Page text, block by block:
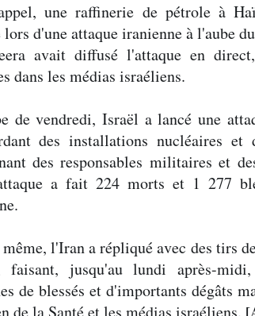
une raffinerie de pétrole à
d'une attaque iranienne à l'aube
avait diffusé l'attaque en
dans les médias israéliens.
de vendredi, Israël a lancé une
des installations nucléaires
des responsables militaires et
a fait 224 morts et 1 277
l'Iran a répliqué avec des tirs
faisant, jusqu'au lundi après-
de blessés et d'importants dégâts
de la Santé et les médias israéliens.